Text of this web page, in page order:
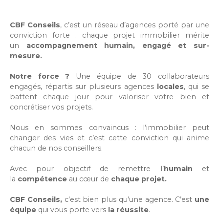
CBF Conseils, c’est un réseau d’agences porté par une
conviction forte : chaque projet immobilier mérite
un accompagnement humain, engagé et sur-
mesure.
Notre force ? Une équipe de 30 collaborateurs
engagés, répartis sur plusieurs agenceslocales, qui se
battent chaque jour pour valoriser votre bien et
concrétiser vos projets.
Nous en sommes convaincus : l’immobilier peut
changer des vies et c’est cette conviction qui anime
chacun de nos conseillers.
Avec pour objectif de remettre l’humain et
la compétence au cœur de chaque projet.
CBF Conseils,c’est bien plus qu’une agence. C’est une
équipe qui vous porte vers la réussite.